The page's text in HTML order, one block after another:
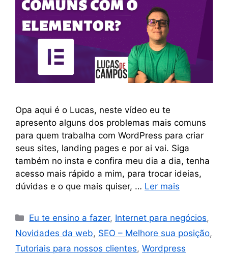
Opa aqui é o Lucas, neste vídeo eu te
apresento alguns dos problemas mais comuns
para quem trabalha com WordPress para criar
seus sites, landing pages e por ai vai. Siga
também no insta e confira meu dia a dia, tenha
acesso mais rápido a mim, para trocar ideias,
dúvidas e o que mais quiser, … Ler mais
Eu te ensino a fazer, Internet para negócios,
Novidades da web, SEO – Melhore sua posição,
Tutoriais para nossos clientes, Wordpress